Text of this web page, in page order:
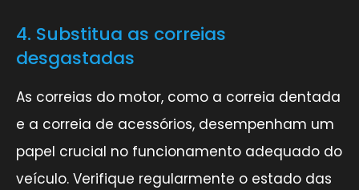
4. Substitua as correias
desgastadas
As correias do motor, como a correia dentada
e a correia de acessórios, desempenham um
papel crucial no funcionamento adequado do
veículo. Verifique regularmente o estado das